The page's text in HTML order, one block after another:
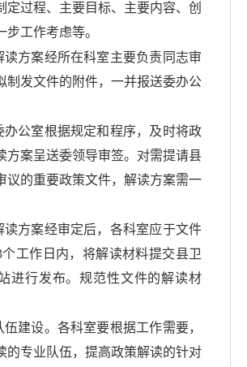
定过程、主要目标、主要内容、创
步工作考虑等。
读方案经所在科室主要负责同志审
制发文件的附件，一并报送委办公
办公室根据规定和程序，及时将政
方案呈送委领导审签。对需提请县
议的重要政策文件，解读方案需一
读方案经审定后，各科室应于文件
个工作日内，将解读材料提交县卫
进行发布。规范性文件的解读材
伍建设。各科室要根据工作需要，
的专业队伍，提高政策解读的针对